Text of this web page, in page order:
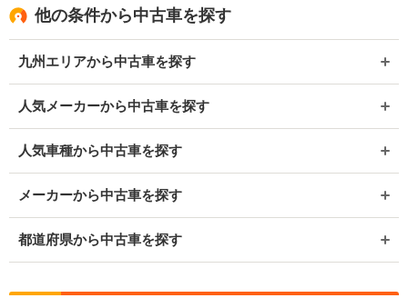
他の条件から中古車を探す
九州エリアから中古車を探す
人気メーカーから中古車を探す
人気車種から中古車を探す
メーカーから中古車を探す
都道府県から中古車を探す